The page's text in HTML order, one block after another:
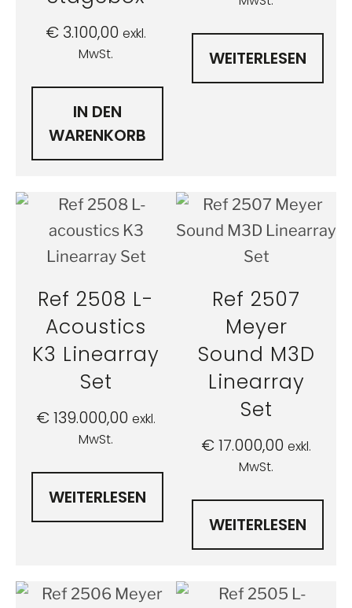
€ 3.100,00 exkl.
MwSt.
IN DEN
WARENKORB
WEITERLESEN
Ref 2508 L-
Acoustics
K3 Linearray
Set
€139.000,00 exkl.
MwSt.
WEITERLESEN
Ref 2507
Meyer
Sound M3D
Linearray
Set
€17.000,00 exkl.
MwSt.
WEITERLESEN